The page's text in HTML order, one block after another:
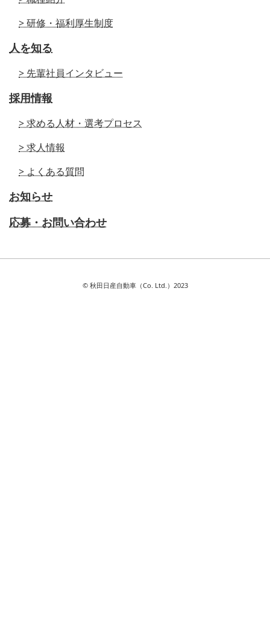
> 研修・福利厚生制度
人を知る
> 先輩社員インタビュー
採用情報
> 求める人材・選考プロセス
> 求人情報
> よくある質問
お知らせ
応募・お問い合わせ
© 秋田日産自動車（Co. Ltd.）2023